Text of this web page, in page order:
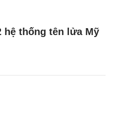
hệ thống tên lửa Mỹ